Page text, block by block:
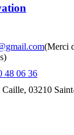
(Merci
48 06 36
03210